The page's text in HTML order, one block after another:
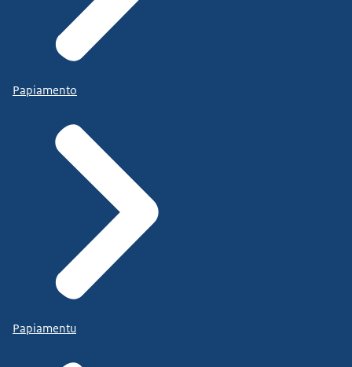
Papiamento
Papiamentu